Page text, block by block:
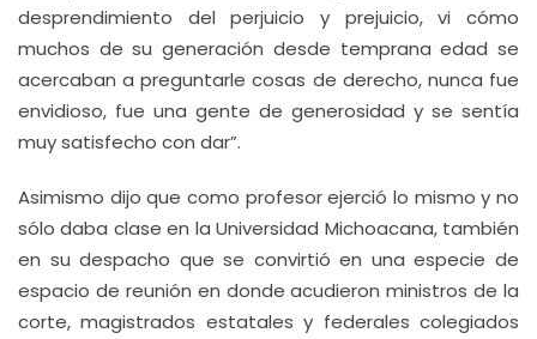
desprendimiento del perjuicio y prejuicio, vi cómo
muchos de su generación desde temprana edad se
acercaban a preguntarle cosas de derecho, nunca fue
envidioso, fue una gente de generosidad y se sentía
muy satisfecho con dar”.
Asimismo dijo que como profesor ejerció lo mismo y no
sólo daba clase en la Universidad Michoacana, también
en su despacho que se convirtió en una especie de
espacio de reunión en donde acudieron ministros de la
corte, magistrados estatales y federales colegiados